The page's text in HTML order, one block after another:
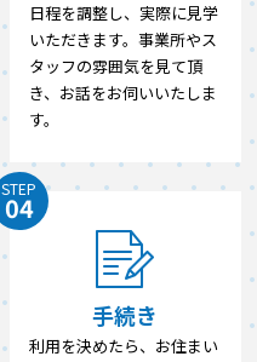
日程を調整し、実際に見学
いただきます。事業所やス
タッフの雰囲気を見て頂
き、お話をお伺いいたしま
す。
STEP
04
手続き
利用を決めたら、お住まい